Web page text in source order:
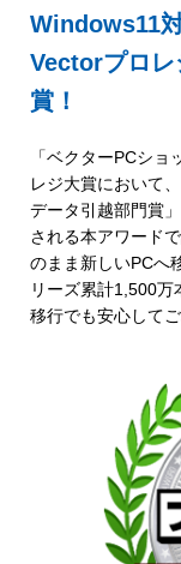
Windows11
Vectorプロレ
賞！
「ベクターPCシ
レジ大賞において
データ引越部門賞
される本アワード
のまま新しいPCへ
リーズ累計1,500万
移行でも安心して